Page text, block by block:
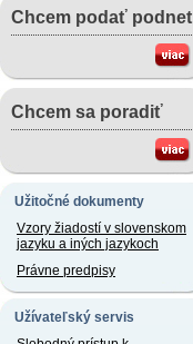
Chcem podať podnet
Chcem sa poradiť
Užitočné dokumenty
Vzory žiadostí v slovenskom
jazyku a iných jazykoch
Právne predpisy
Užívateľský servis